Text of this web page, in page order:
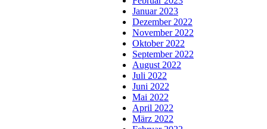
Januar 2023
Dezember 2022
November 2022
Oktober 2022
September 2022
August 2022
Juli 2022
Juni 2022
Mai 2022
April 2022
März 2022